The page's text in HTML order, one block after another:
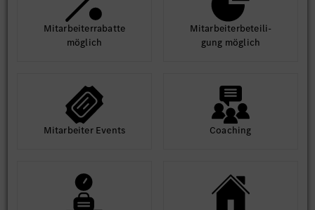
Mit­arbeiter­rabatte
möglich
Mit­arbeiter­beteili­
gung möglich
Mit­arbeiter Events Coaching